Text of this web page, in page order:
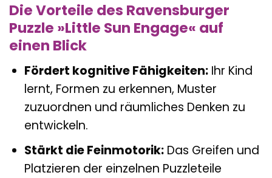
Die Vorteile des Ravensburger
Puzzle »Little Sun Engage« auf
einen Blick
Fördert kognitive Fähigkeiten:Ihr Kind
lernt, Formen zu erkennen, Muster
zuzuordnen und räumliches Denken zu
entwickeln.
Stärkt die Feinmotorik:Das Greifen und
Platzieren der einzelnen Puzzleteile